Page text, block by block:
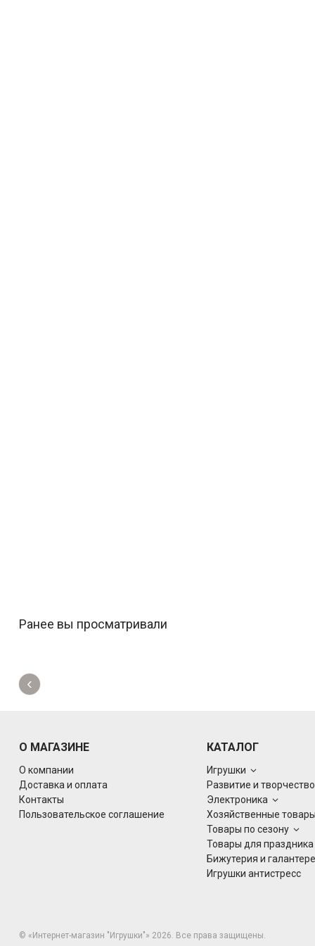
Ранее вы просматривали
‹
О МАГАЗИНЕ
О компании
Доставка и оплата
Контакты
Пользовательское соглашение
КАТАЛОГ
Игрушки
Развитие и творчество
Электроника
Хозяйственные товары
Товары по сезону
Товары для праздника
Бижутерия и
Игрушки антистресс
© «Интернет-магазин "Игрушки"» 2026. Все права защищены.